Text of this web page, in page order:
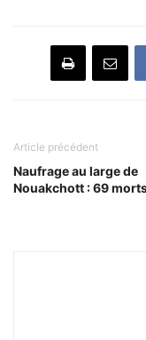
Article précédent
Naufrage au large de
Nouakchott : 69